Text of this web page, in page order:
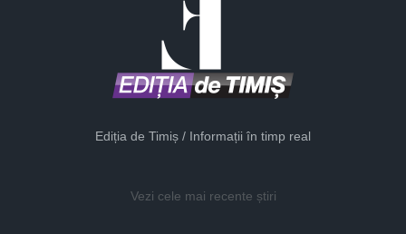
Ediția de Timiș / Informații în timp real
Vezi cele mai recente știri